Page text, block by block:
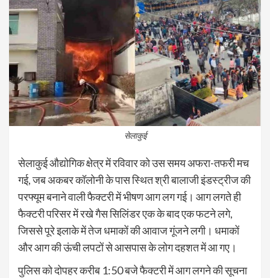
सेलाकुई
सेलाकुई औद्योगिक क्षेत्र में रविवार को उस समय अफरा-तफरी मच
गई, जब अकबर कॉलोनी के पास स्थित श्री बालाजी इंडस्ट्रीज की
परफ्यूम बनाने वाली फैक्टरी में भीषण आग लग गई। आग लगते ही
फैक्टरी परिसर में रखे गैस सिलिंडर एक के बाद एक फटने लगे,
जिससे पूरे इलाके में तेज धमाकों की आवाज गूंजने लगी। धमाकों
और आग की ऊंची लपटों से आसपास के लोग दहशत में आ गए।
पुलिस को दोपहर करीब 1:50 बजे फैक्टरी में आग लगने की सूचना